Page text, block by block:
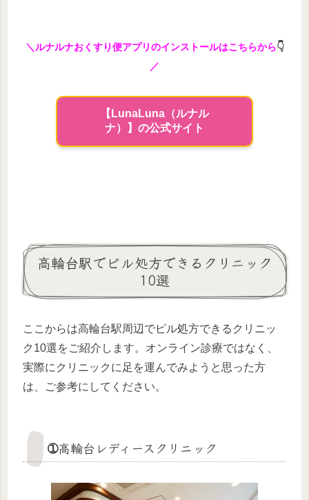
＼ルナルナおくすり便アプリのインストールはこちらから👇
／
【LunaLuna（ルナル
ナ）】の公式サイト
高輪台駅でピル処方できるクリニック
10選
ここからは高輪台駅周辺でピル処方できるクリニッ
ク10選をご紹介します。オンライン診療ではなく、
実際にクリニックに足を運んでみようと思った方
は、ご参考にしてください。
➀高輪台レディースクリニック